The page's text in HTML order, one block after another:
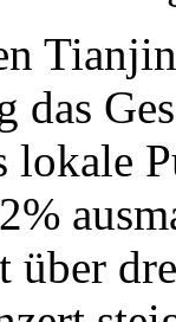
das
lokale
über